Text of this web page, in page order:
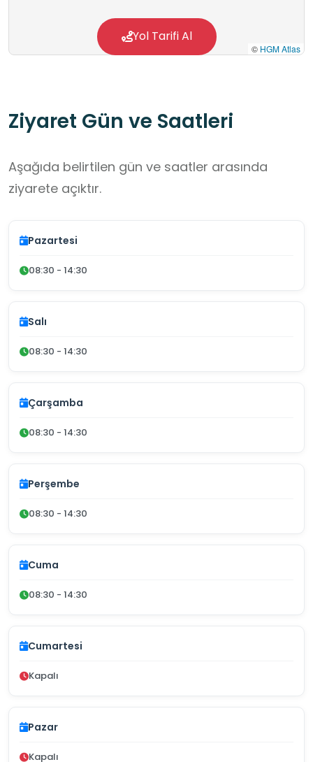
© HGM Atlas
Yol Tarifi Al
Ziyaret Gün ve Saatleri
Aşağıda belirtilen gün ve saatler arasında
ziyarete açıktır.
Pazartesi
08:30 - 14:30
Salı
08:30 - 14:30
Çarşamba
08:30 - 14:30
Perşembe
08:30 - 14:30
Cuma
08:30 - 14:30
Cumartesi
Kapalı
Pazar
Kapalı